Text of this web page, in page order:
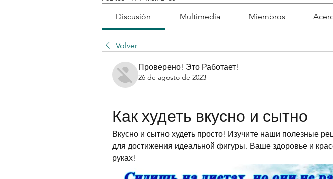
Discusión Multimedia Miembros
Volver
Проверено! Это Работает!
26 de agosto de 2023
Как худеть вкусно и сытно
Вкусно и сытно худеть просто! Изучите наши полезные
для достижения идеальной фигуры. Ваше здоровье и
руках!